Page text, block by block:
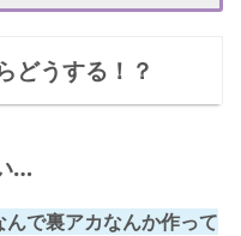
裏アカを見つけた
どうする！？
…
んで裏アカなんか作って